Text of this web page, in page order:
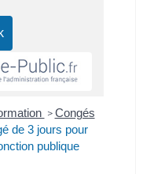
> Congés
de 3 jours pour
publique